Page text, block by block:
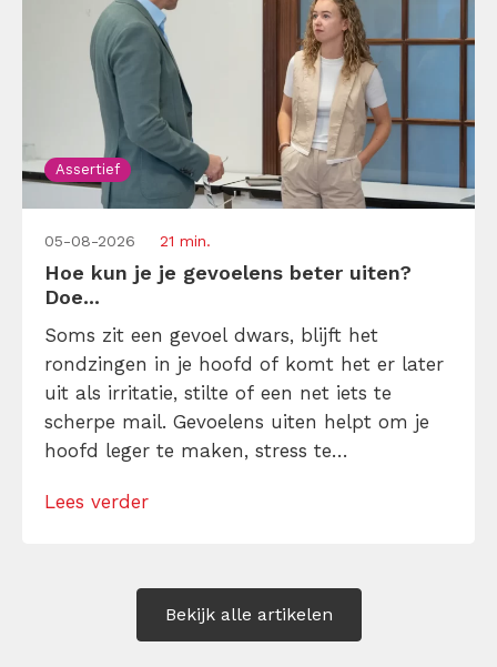
Assertief
05-08-2026 21 min.
Hoe kun je je gevoelens beter uiten?
Doe...
Soms zit een gevoel dwars, blijft het
rondzingen in je hoofd of komt het er later
uit als irritatie, stilte of een net iets te
scherpe mail. Gevoelens uiten helpt om je
hoofd leger te maken, stress te
Maar hoe doe je dat zonder drama, verwijt
Lees verder
Bekijk alle artikelen